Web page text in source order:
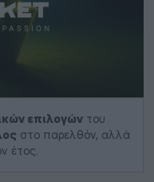
επιλογώντου
στο παρελθόν, αλλά
έτος.